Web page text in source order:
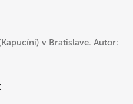
v Bratislave. Autor: